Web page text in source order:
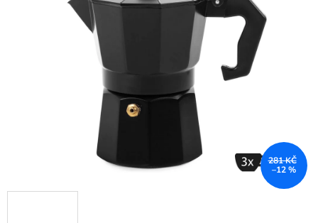
281 KČ
–12 %